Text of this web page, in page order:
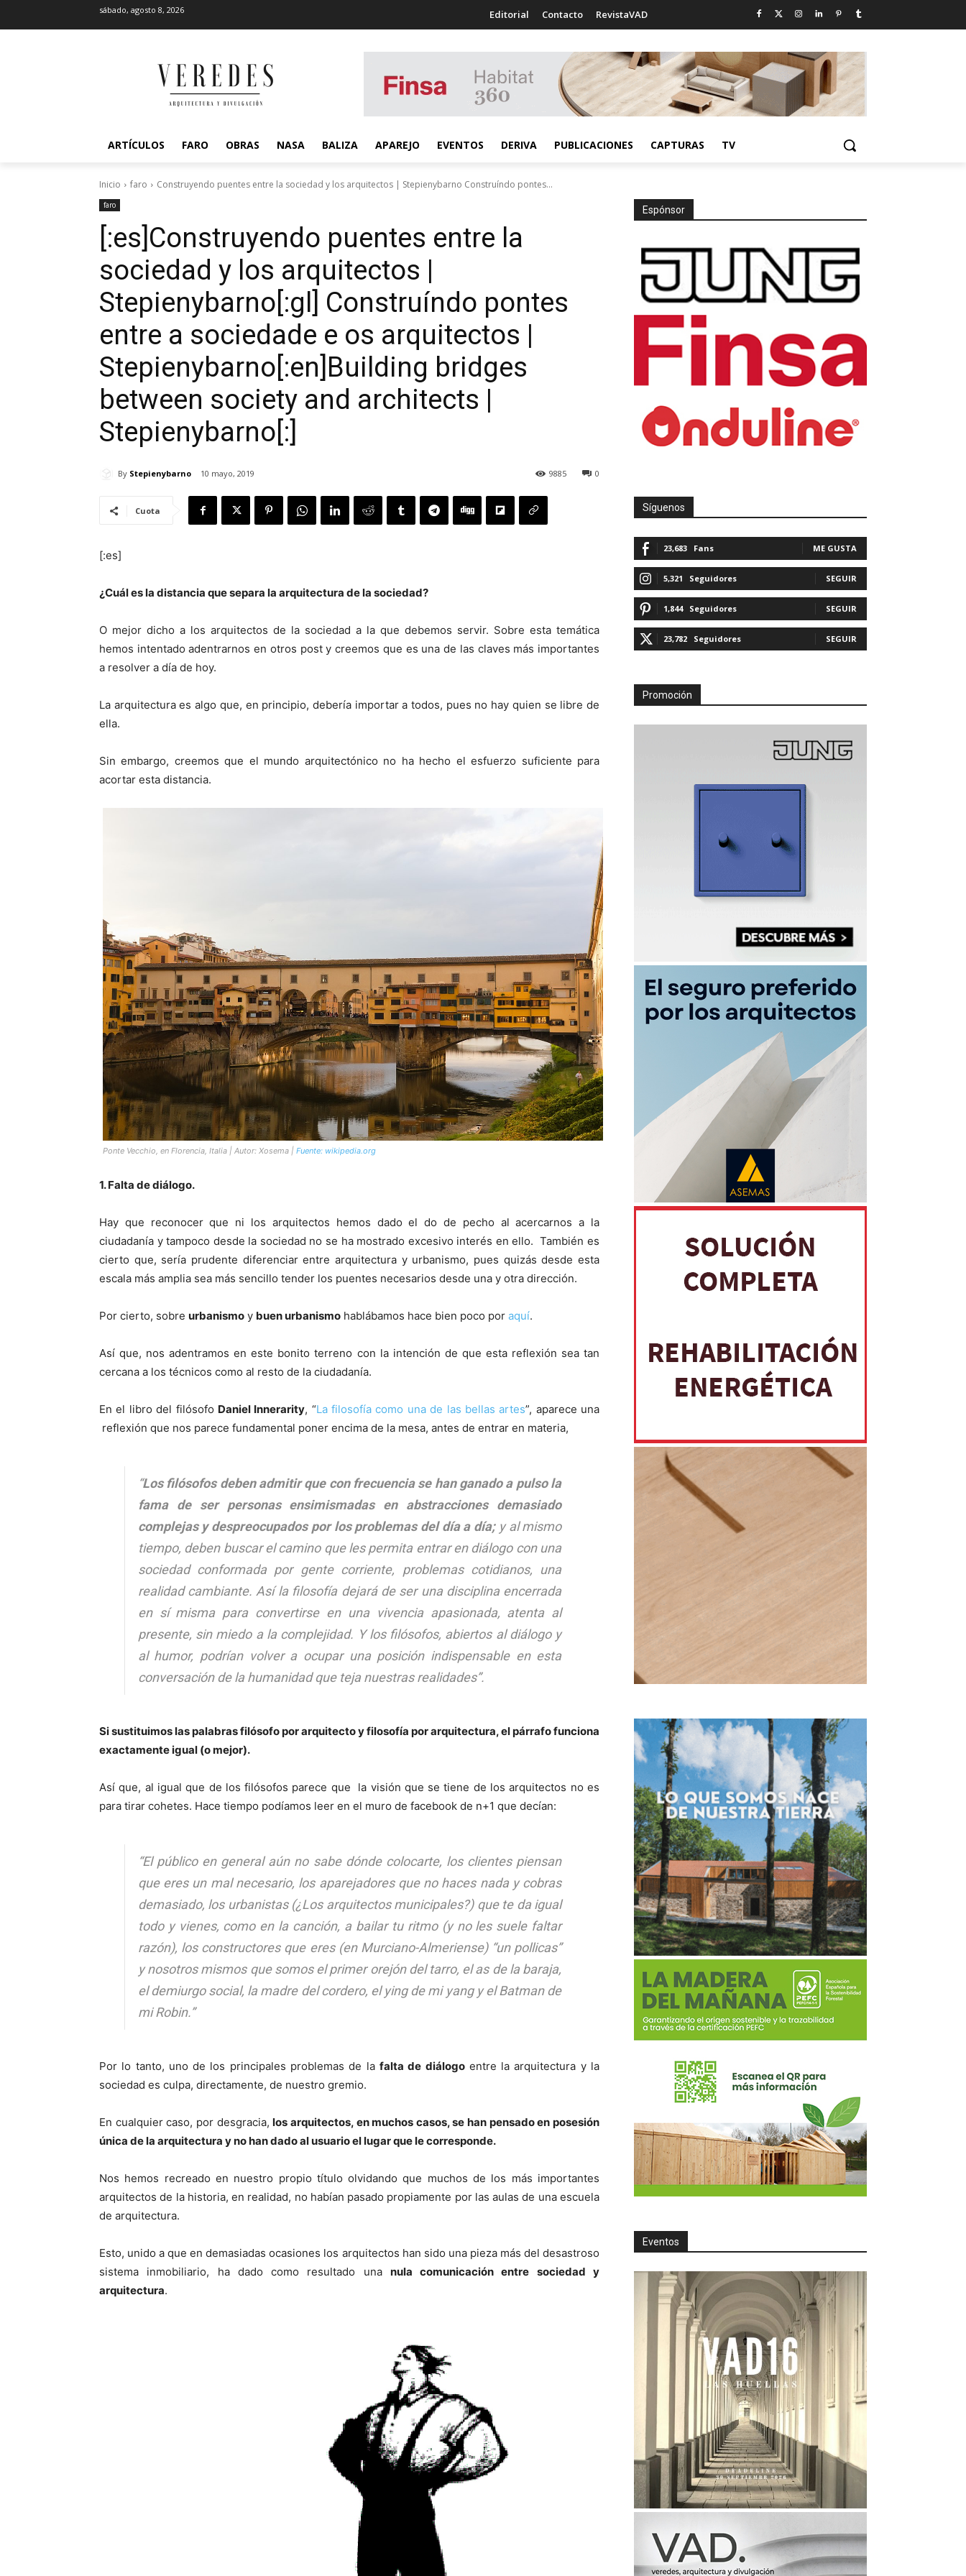
sábado, agosto 8, 2026 Editorial Contacto RevistaVAD
ARTÍCULOS FARO OBRAS NASA BALIZA APAREJO EVENTOS DERIVA PUBLICACIONES CAPTURAS TV
Inicio faro Construyendo puentes entre la sociedad y los arquitectos | Stepienybarno Construíndo pontes...
faro
[:es]Construyendo puentes entre la
sociedad y los arquitectos |
Stepienybarno[:gl] Construíndo pontes
entre a sociedade e os arquitectos |
Stepienybarno[:en]Building bridges
between society and architects |
Stepienybarno[:]
By Stepienybarno 10 mayo, 2019 0
9885
Cuota
[:es]
¿Cuál es la distancia que separa la arquitectura de la sociedad?
O mejor dicho a los arquitectos de la sociedad a la que debemos servir. Sobre esta temática
hemos intentado adentrarnos en otros post y creemos que es una de las claves más importantes
a resolver a día de hoy.
La arquitectura es algo que, en principio, debería importar a todos, pues no hay quien se libre de
ella.
Sin embargo, creemos que el mundo arquitectónico no ha hecho el esfuerzo suficiente para
acortar esta distancia.
Ponte Vecchio, en Florencia, Italia | Autor: Xosema | Fuente: wikipedia.org
1. Falta de diálogo.
Hay que reconocer que ni los arquitectos hemos dado el do de pecho al acercarnos a la
ciudadanía y tampoco desde la sociedad no se ha mostrado excesivo interés en ello. También es
cierto que, sería prudente diferenciar entre arquitectura y urbanismo, pues quizás desde esta
escala más amplia sea más sencillo tender los puentes necesarios desde una y otra dirección.
Por cierto, sobre urbanismo y buen urbanismo hablábamos hace bien poco por aquí.
Así que, nos adentramos en este bonito terreno con la intención de que esta reflexión sea tan
cercana a los técnicos como al resto de la ciudadanía.
En el libro del filósofo Daniel Innerarity, “La filosofía como una de las bellas artes”, aparece una
reflexión que nos parece fundamental poner encima de la mesa, antes de entrar en materia,
“Los filósofos deben admitir que con frecuencia se han ganado a pulso la
fama de ser personas ensimismadas en abstracciones demasiado
complejas y despreocupados por los problemas del día a día; y al mismo
tiempo, deben buscar el camino que les permita entrar en diálogo con una
sociedad conformada por gente corriente, problemas cotidianos, una
realidad cambiante. Así la filosofía dejará de ser una disciplina encerrada
en sí misma para convertirse en una vivencia apasionada, atenta al
presente, sin miedo a la complejidad. Y los filósofos, abiertos al diálogo y
al humor, podrían volver a ocupar una posición indispensable en esta
conversación de la humanidad que teja nuestras realidades”.
Si sustituimos las palabras filósofo por arquitecto y filosofía por arquitectura, el párrafo funciona
exactamente igual (o mejor).
Así que, al igual que de los filósofos parece que la visión que se tiene de los arquitectos no es
para tirar cohetes. Hace tiempo podíamos leer en el muro de facebook de n+1 que decían:
“El público en general aún no sabe dónde colocarte, los clientes piensan
que eres un mal necesario, los aparejadores que no haces nada y cobras
demasiado, los urbanistas (¿Los arquitectos municipales?) que te da igual
todo y vienes, como en la canción, a bailar tu ritmo (y no les suele faltar
razón), los constructores que eres (en Murciano-Almeriense) “un pollicas”
y nosotros mismos que somos el primer orejón del tarro, el as de la baraja,
el demiurgo social, la madre del cordero, el ying de mi yang y el Batman de
mi Robin.”
Por lo tanto, uno de los principales problemas de la falta de diálogoentre la arquitectura y la
sociedad es culpa, directamente, de nuestro gremio.
En cualquier caso, por desgracia,los arquitectos, en muchos casos, se han pensado en posesión
única de la arquitectura y no han dado al usuario el lugar que le corresponde.
Nos hemos recreado en nuestro propio título olvidando que muchos de los más importantes
arquitectos de la historia, en realidad, no habían pasado propiamente por las aulas de una escuela
de arquitectura.
Esto, unido a que en demasiadas ocasiones los arquitectos han sido una pieza más del desastroso
sistema inmobiliario, ha dado como resultado una nula comunicación entre sociedad y
arquitectura.
Espónsor
Síguenos
23,683 Fans ME GUSTA
5,321 Seguidores SEGUIR
1,844 Seguidores SEGUIR
23,782 Seguidores SEGUIR
Promoción
Eventos